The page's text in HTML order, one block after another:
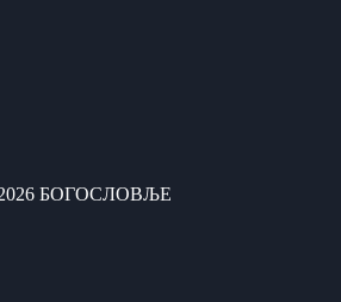
БОГОСЛОВЉЕ